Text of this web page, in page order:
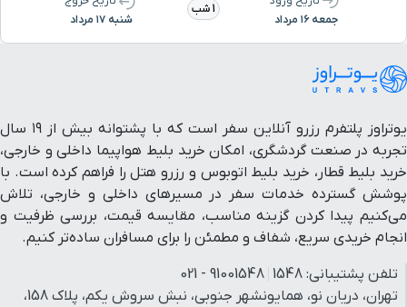
جمعه ۱۶ مرداد
1 شب
شنبه ۱۷ مرداد
یوتراوز پلتفرم رزرو آنلاین سفر است که با پشتوانه بیش از ۱۹ سال
تجربه در صنعت گردشگری، امکان خرید بلیط هواپیما داخلی و خارجی،
خرید بلیط قطار، خرید بلیط اتوبوس و رزرو هتل را فراهم کرده است. با
پوشش گسترده خدمات سفر در مسیرهای داخلی و خارجی، تلاش
می‌کنیم پیدا کردن گزینه مناسب، مقایسه قیمت، بررسی ظرفیت و
انجام خریدی سریع، شفاف و مطمئن را برای مسافران ساده‌تر کنیم.
تلفن پشتیبانی: 1548
91001548 - 021
تهران، دریان نو، همایونشهر جنوبی، نبش سروش یکم، پلاک 158،